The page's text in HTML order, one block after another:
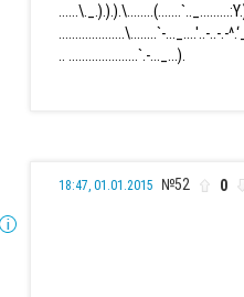
....................\........`-..._....'..-..-.-
.. .....................`.-..._...).
18:47, 01.01.2015 №52 0